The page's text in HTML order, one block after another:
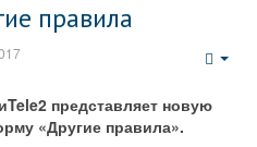
правила
представляет новую
«Другие правила».